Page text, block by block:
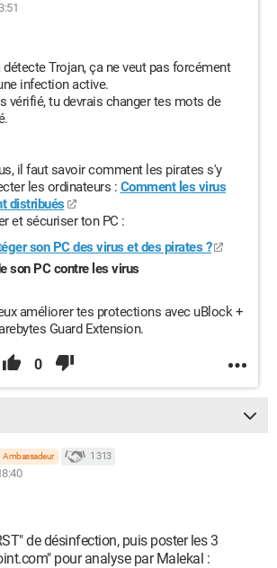
Trojan, ça ne veut pas forcément
infection active.
vérifié, tu devrais changer tes mots de
il faut savoir comment les pirates s'y
les ordinateurs : Comment les virus
distribués
et sécuriser ton PC :
son PC des virus et des pirates ?
son PC contre les virus
améliorer tes protections avec uBlock +
Guard Extension.
0
Ambassadeur 1 313
de désinfection, puis poster les 3
pour analyse par Malekal :